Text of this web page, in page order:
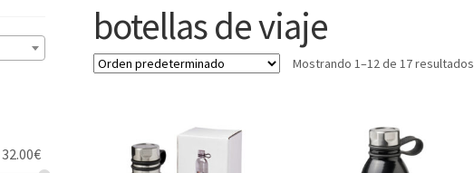
botellas de viaje
Mostrando 1–12 de 17 resultados
32.00€